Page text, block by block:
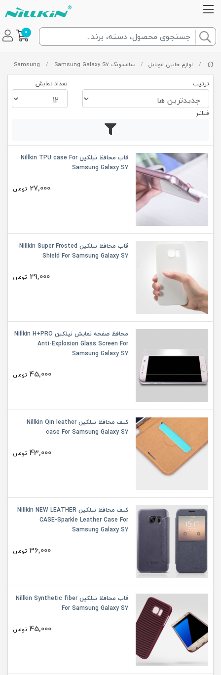
0
/ لوازم جانبی موبایل / سامسونگ Samsung / Samsung Galaxy S7
ترتیب تعداد نمایش
فیلتر
قاب محافظ نیلکین Nillkin TPU case For
Samsung Galaxy S7
27,000 تومان
قاب محافظ نیلکین Nillkin Super Frosted
Shield For Samsung Galaxy S7
29,000 تومان
محافظ صفحه نمایش نیلکین Nillkin H+PRO
Anti-Explosion Glass Screen For
Samsung Galaxy S7
45,000 تومان
کیف محافظ نیلکین Nillkin Qin leather
case For Samsung Galaxy S7
43,000 تومان
کیف محافظ نیلکین Nillkin NEW LEATHER
CASE-Sparkle Leather Case For
Samsung Galaxy S7
36,000 تومان
قاب محافظ نیلکین Nillkin Synthetic fiber
For Samsung Galaxy S7
45,000 تومان